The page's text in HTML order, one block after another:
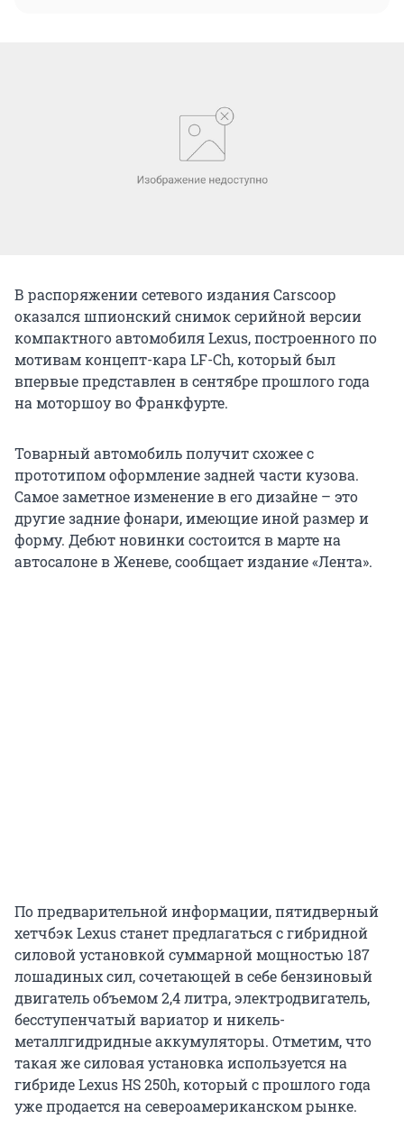
В распоряжении сетевого издания Carscoop
оказался шпионский снимок серийной версии
компактного автомобиля Lexus, построенного по
мотивам концепт-кара LF-Ch, который был
впервые представлен в сентябре прошлого года
на моторшоу во Франкфурте.
Товарный автомобиль получит схожее с
прототипом оформление задней части кузова.
Самое заметное изменение в его дизайне – это
другие задние фонари, имеющие иной размер и
форму. Дебют новинки состоится в марте на
автосалоне в Женеве, сообщает издание «Лента».
По предварительной информации, пятидверный
хетчбэк Lexus станет предлагаться с гибридной
силовой установкой суммарной мощностью 187
лошадиных сил, сочетающей в себе бензиновый
двигатель объемом 2,4 литра, электродвигатель,
бесступенчатый вариатор и никель-
металлгидридные аккумуляторы. Отметим, что
такая же силовая установка используется на
гибриде Lexus HS 250h, который с прошлого года
уже продается на североамериканском рынке.